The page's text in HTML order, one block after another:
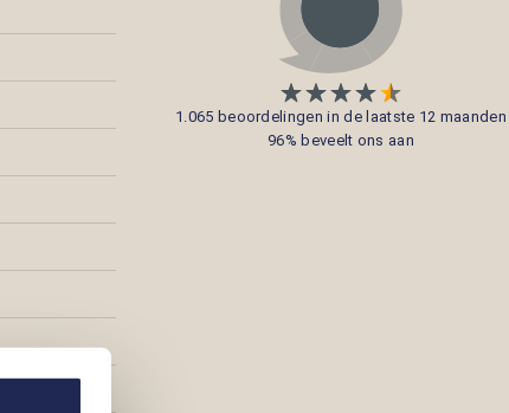
1.065 beoordelingen in de laatste 12 maanden
96% beveelt ons aan